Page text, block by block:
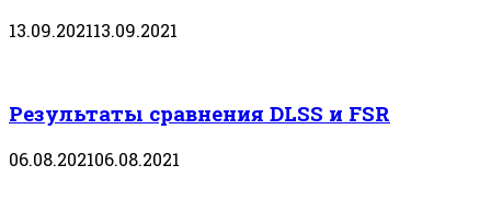
13.09.202113.09.2021
Результаты сравнения DLSS и FSR
06.08.202106.08.2021